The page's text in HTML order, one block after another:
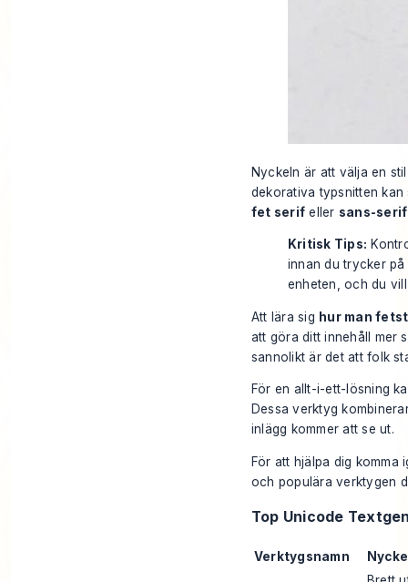
Nyckeln är att välja en
dekorativa typsnitten
fet serif eller sans-serif
Kritisk Tips:
innan du trycker
enheten, och du
Att lära sig hur man
att göra ditt innehåll mer
sannolikt är det att folk
För en allt-i-ett-lösning
Dessa verktyg
inlägg kommer att se ut.
För att hjälpa dig komma
och populära verktygen
Top Unicode
Verktygsnamn